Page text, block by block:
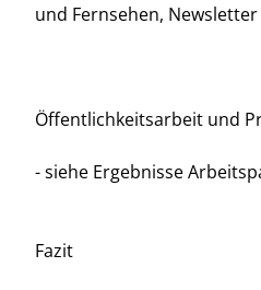
und Fernsehen, Newsletter
Öffentlichkeitsarbeit und
- siehe Ergebnisse
Fazit